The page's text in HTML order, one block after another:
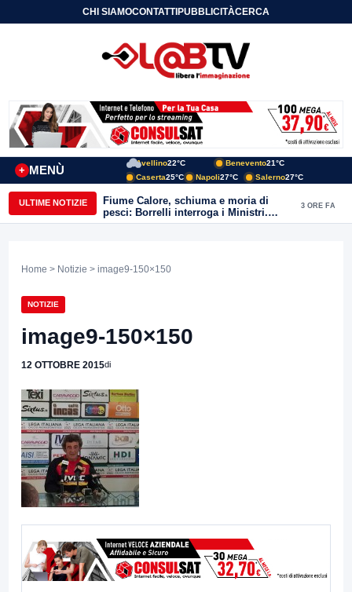
CHI SIAMOCONTATTIPUBBLICITÀCERCA
MENÙ
+
Avellino22°C Benevento21°C
Caserta25°C Napoli27°C Salerno27°C
ULTIME NOTIZIE
Fiume Calore, schiuma e moria di
pesci: Borrelli interroga i Ministri.
“Benevento paga l’assenza del
3 ORE FA
Home > Notizie > image9-150×150
NOTIZIE
image9-150×150
12 OTTOBRE 2015di